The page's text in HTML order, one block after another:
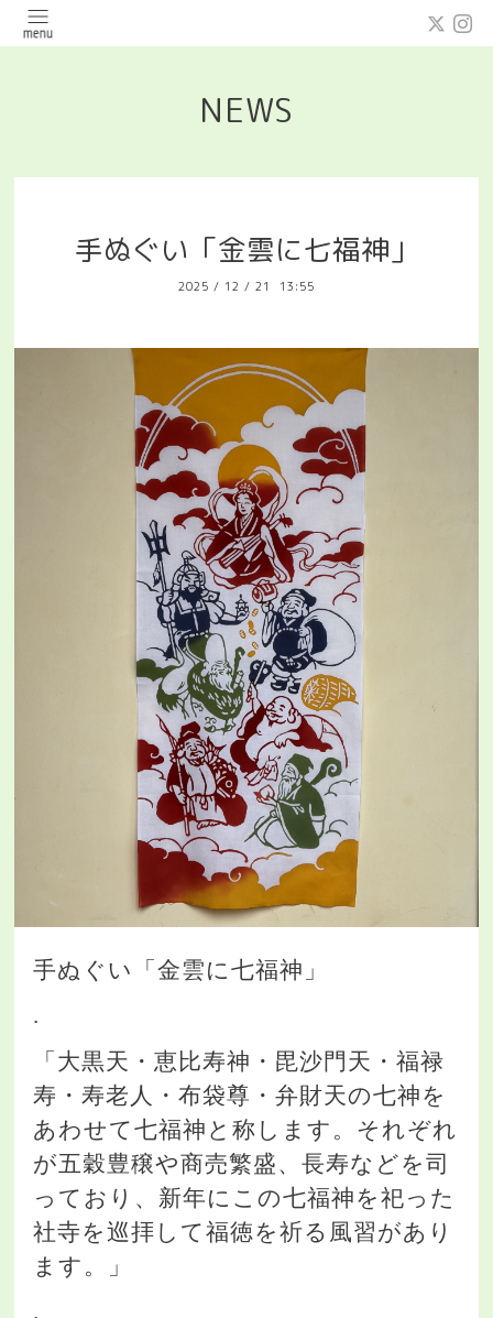
NEWS
手ぬぐい「金雲に七福神」
2025 / 12 / 21 13:55
手ぬぐい「金雲に七福神」
.
「大黒天・恵比寿神・毘沙門天・福禄
寿・寿老人・布袋尊・弁財天の七神を
あわせて七福神と称します。それぞれ
が五穀豊穣や商売繁盛、長寿などを司
っており、新年にこの七福神を祀った
社寺を巡拝して福徳を祈る風習があり
ます。」
.